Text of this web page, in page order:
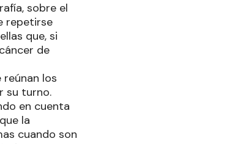
sobre el
repetirse
que, si
de
los
su turno.
en cuenta
la
cuando son